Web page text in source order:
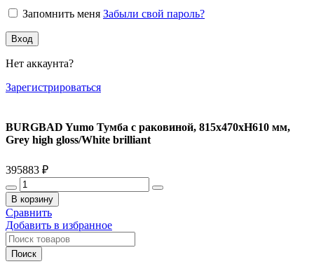
Запомнить меня Забыли свой пароль?
Вход
Нет аккаунта?
Зарегистрироваться
BURGBAD Yumo Тумба с раковиной, 815х470хH610 мм,
Grey high gloss/White brilliant
395883 ₽
Количество
товара
BURGBAD
Yumo
Тумба
с
раковиной,
В корзину
Сравнить
Добавить в избранное
Поиск